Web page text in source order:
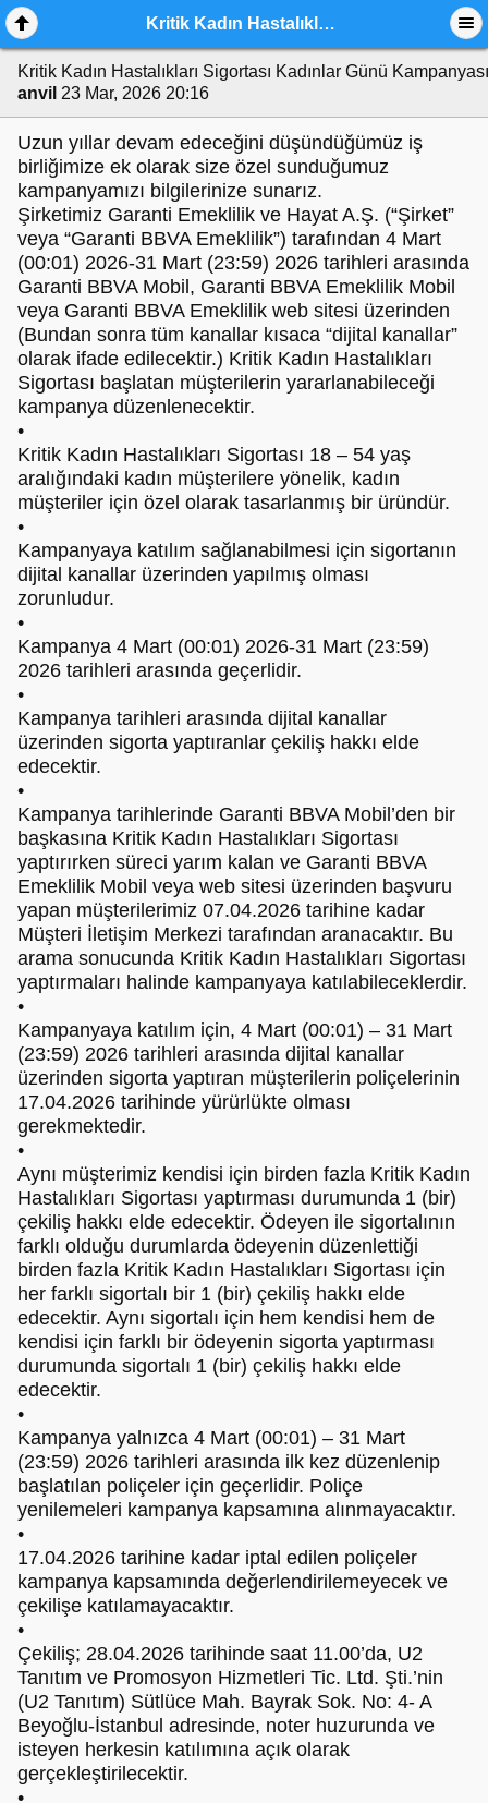
Kritik Kadın Hastalıkları Sigortası Kadınlar Günü Kampanyası
Kritik Kadın Hastalıkları Sigortası Kadınlar Günü
anvil 23 Mar, 2026 20:16
Uzun yıllar devam edeceğini düşündüğümüz iş
birliğimize ek olarak size özel sunduğumuz
kampanyamızı bilgilerinize sunarız.
Şirketimiz Garanti Emeklilik ve Hayat A.Ş. (“Şirket”
veya “Garanti BBVA Emeklilik”) tarafından 4 Mart
(00:01) 2026-31 Mart (23:59) 2026 tarihleri arasında
Garanti BBVA Mobil, Garanti BBVA Emeklilik Mobil
veya Garanti BBVA Emeklilik web sitesi üzerinden
(Bundan sonra tüm kanallar kısaca “dijital kanallar”
olarak ifade edilecektir.) Kritik Kadın Hastalıkları
Sigortası başlatan müşterilerin yararlanabileceği
kampanya düzenlenecektir.
•
Kritik Kadın Hastalıkları Sigortası 18 – 54 yaş
aralığındaki kadın müşterilere yönelik, kadın
müşteriler için özel olarak tasarlanmış bir üründür.
•
Kampanyaya katılım sağlanabilmesi için sigortanın
dijital kanallar üzerinden yapılmış olması
zorunludur.
•
Kampanya 4 Mart (00:01) 2026-31 Mart (23:59)
2026 tarihleri arasında geçerlidir.
•
Kampanya tarihleri arasında dijital kanallar
üzerinden sigorta yaptıranlar çekiliş hakkı elde
edecektir.
•
Kampanya tarihlerinde Garanti BBVA Mobil’den bir
başkasına Kritik Kadın Hastalıkları Sigortası
yaptırırken süreci yarım kalan ve Garanti BBVA
Emeklilik Mobil veya web sitesi üzerinden başvuru
yapan müşterilerimiz 07.04.2026 tarihine kadar
Müşteri İletişim Merkezi tarafından aranacaktır. Bu
arama sonucunda Kritik Kadın Hastalıkları Sigortası
yaptırmaları halinde kampanyaya katılabileceklerdir.
•
Kampanyaya katılım için, 4 Mart (00:01) – 31 Mart
(23:59) 2026 tarihleri arasında dijital kanallar
üzerinden sigorta yaptıran müşterilerin poliçelerinin
17.04.2026 tarihinde yürürlükte olması
gerekmektedir.
•
Aynı müşterimiz kendisi için birden fazla Kritik Kadın
Hastalıkları Sigortası yaptırması durumunda 1 (bir)
çekiliş hakkı elde edecektir. Ödeyen ile sigortalının
farklı olduğu durumlarda ödeyenin düzenlettiği
birden fazla Kritik Kadın Hastalıkları Sigortası için
her farklı sigortalı bir 1 (bir) çekiliş hakkı elde
edecektir. Aynı sigortalı için hem kendisi hem de
kendisi için farklı bir ödeyenin sigorta yaptırması
durumunda sigortalı 1 (bir) çekiliş hakkı elde
edecektir.
•
Kampanya yalnızca 4 Mart (00:01) – 31 Mart
(23:59) 2026 tarihleri arasında ilk kez düzenlenip
başlatılan poliçeler için geçerlidir. Poliçe
yenilemeleri kampanya kapsamına alınmayacaktır.
•
17.04.2026 tarihine kadar iptal edilen poliçeler
kampanya kapsamında değerlendirilemeyecek ve
çekilişe katılamayacaktır.
•
Çekiliş; 28.04.2026 tarihinde saat 11.00’da, U2
Tanıtım ve Promosyon Hizmetleri Tic. Ltd. Şti.’nin
(U2 Tanıtım) Sütlüce Mah. Bayrak Sok. No: 4- A
Beyoğlu-İstanbul adresinde, noter huzurunda ve
isteyen herkesin katılımına açık olarak
gerçekleştirilecektir.
•